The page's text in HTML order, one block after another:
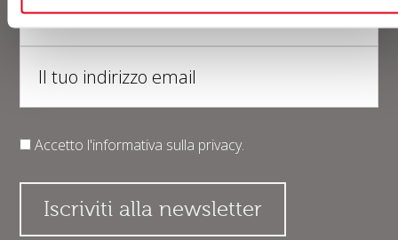
Accetto l'informativa sulla privacy.